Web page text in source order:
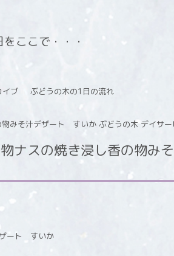
ここで・・・
イブ ぶどうの木の1日の流れ
物みそ汁デザート すいか ぶどうの木 デイサ
ナスの焼き浸し香の物み
ザート すいか